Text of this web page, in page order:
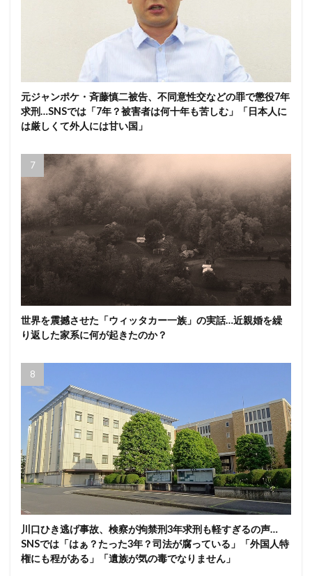
元ジャンポケ・斉藤慎二被告、不同意性交などの罪で懲役7年
求刑…SNSでは「7年？被害者は何十年も苦しむ」「日本人に
は厳しくて外人には甘い国」
世界を震撼させた「ウィッタカー一族」の実話…近親婚を繰
り返した家系に何が起きたのか？
川口ひき逃げ事故、検察が拘禁刑3年求刑も軽すぎるの声…
SNSでは「はぁ？たった3年？司法が腐っている」「外国人特
権にも程がある」「遺族が気の毒でなりません」